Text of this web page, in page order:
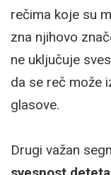
rečima koje su
zna njihovo
ne uključuje
da se reč može
glasove.
Drugi važan